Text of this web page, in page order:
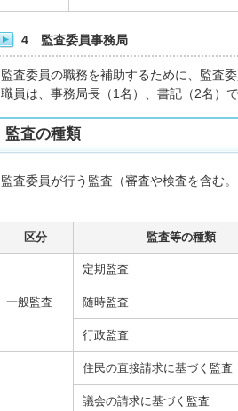
4 監査委員事務局
監査委員の職務を補助するために、監査
職員は、事務局長（1名）、書記（2名）で
監査の種類
監査委員が行う監査（審査や検査を含む
区分 監査等の種類
一般監査
定期監査
随時監査
行政監査
住民の直接請求に基づく監査
議会の請求に基づく監査